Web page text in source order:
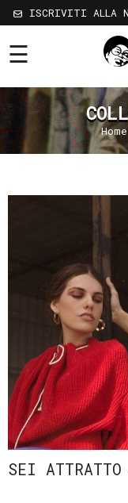
Shop
Chi
Siamo
Sostenibilità
Servizi
Termini
Condizioni
Spedizioni
e
resi
Metodi
di
pagamento
Policy
ISCRIVITI ALLA
☰
Home
SEI